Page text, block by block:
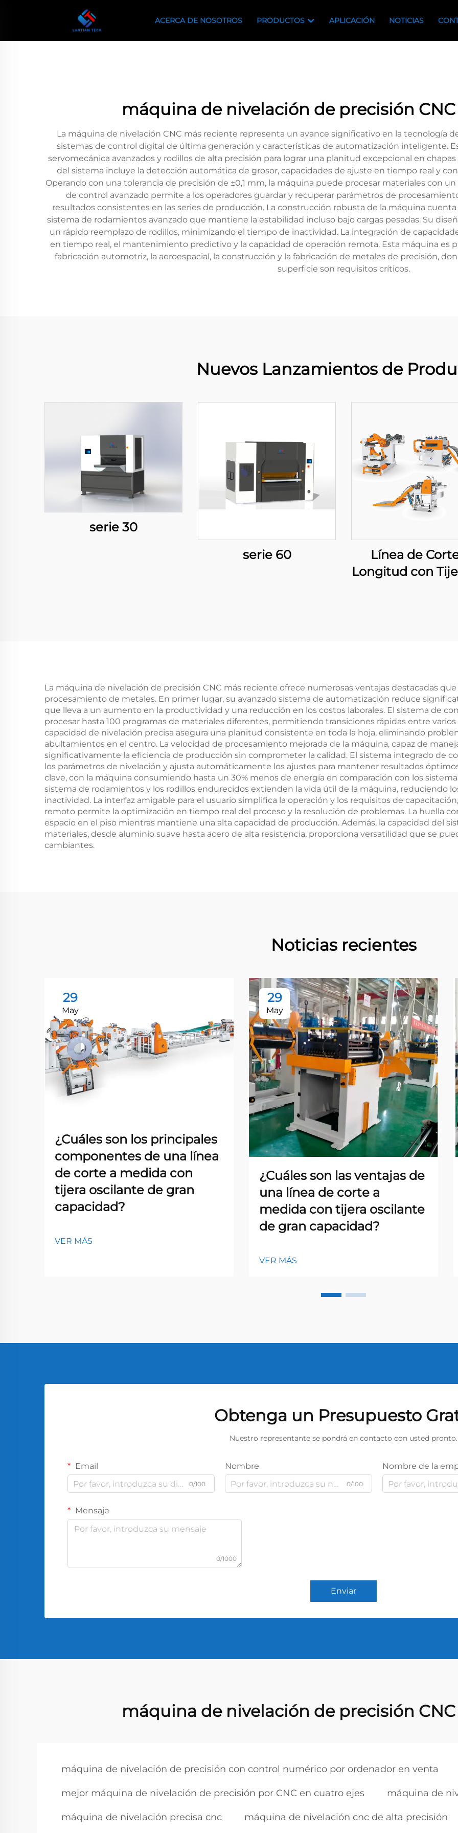
ACERCA DE NOSOTROS PRODUCTOS APLICACIÓN NOTICIAS
máquina de nivelación de precisión
La máquina de nivelación CNC más reciente representa un avance significativo en la tecnología
sistemas de control digital de última generación y características de automatización inteligente.
servomecánica avanzados y rodillos de alta precisión para lograr una planitud excepcional en
del sistema incluye la detección automática de grosor, capacidades de ajuste en tiempo real y
Operando con una tolerancia de precisión de ±0,1 mm, la máquina puede procesar materiales con
de control avanzado permite a los operadores guardar y recuperar parámetros de
resultados consistentes en las series de producción. La construcción robusta de la máquina
sistema de rodamientos avanzado que mantiene la estabilidad incluso bajo cargas pesadas. Su
un rápido reemplazo de rodillos, minimizando el tiempo de inactividad. La integración de
en tiempo real, el mantenimiento predictivo y la capacidad de operación remota. Esta máquina es
fabricación automotriz, la aeroespacial, la construcción y la fabricación de metales de precisión,
superficie son requisitos críticos.
Nuevos Lanzamientos de
serie 30
serie 60
Línea de
Longitud con
La máquina de nivelación de precisión CNC más reciente ofrece numerosas ventajas destacadas
procesamiento de metales. En primer lugar, su avanzado sistema de automatización reduce
que lleva a un aumento en la productividad y una reducción en los costos laborales. El sistema de
procesar hasta 100 programas de materiales diferentes, permitiendo transiciones rápidas entre
capacidad de nivelación precisa asegura una planitud consistente en toda la hoja, eliminando
abultamientos en el centro. La velocidad de procesamiento mejorada de la máquina, capaz de
significativamente la eficiencia de producción sin comprometer la calidad. El sistema integrado de
los parámetros de nivelación y ajusta automáticamente los ajustes para mantener resultados
clave, con la máquina consumiendo hasta un 30% menos de energía en comparación con los
sistema de rodamientos y los rodillos endurecidos extienden la vida útil de la máquina, reduciendo
inactividad. La interfaz amigable para el usuario simplifica la operación y los requisitos de
remoto permite la optimización en tiempo real del proceso y la resolución de problemas. La huella
espacio en el piso mientras mantiene una alta capacidad de producción. Además, la capacidad del
materiales, desde aluminio suave hasta acero de alta resistencia, proporciona versatilidad que se
cambiantes.
Noticias recientes
29
May
¿Cuáles son los principales
componentes de una línea
de corte a medida con
tijera oscilante de gran
capacidad?
VER MÁS
29
May
¿Cuáles son las ventajas de
una línea de corte a
medida con tijera oscilante
de gran capacidad?
VER MÁS
Obtenga un Presupuesto
Nuestro representante se pondrá en contacto con usted pronto.
Email
0/100
Nombre
0/100
Nombre de la
Mensaje
0/1000
Enviar
máquina de nivelación de precisión
máquina de nivelación de precisión con control numérico por ordenador en venta
mejor máquina de nivelación de precisión por CNC en cuatro ejes máquina de
máquina de nivelación precisa cnc máquina de nivelación cnc de alta precisión